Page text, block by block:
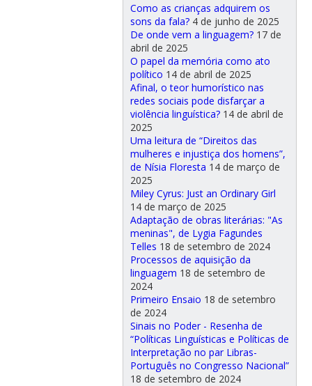
Como as crianças adquirem os
sons da fala? 4 de junho de 2025
De onde vem a linguagem? 17 de
abril de 2025
O papel da memória como ato
político 14 de abril de 2025
Afinal, o teor humorístico nas
redes sociais pode disfarçar a
violência linguística? 14 de abril de
2025
Uma leitura de “Direitos das
mulheres e injustiça dos homens”,
de Nísia Floresta 14 de março de
2025
Miley Cyrus: Just an Ordinary Girl
14 de março de 2025
Adaptação de obras literárias: "As
meninas", de Lygia Fagundes
Telles 18 de setembro de 2024
Processos de aquisição da
linguagem 18 de setembro de
2024
Primeiro Ensaio 18 de setembro
de 2024
Sinais no Poder - Resenha de
“Políticas Linguísticas e Políticas de
Interpretação no par Libras-
Português no Congresso Nacional”
18 de setembro de 2024